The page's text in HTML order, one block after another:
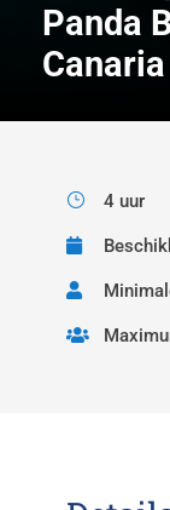
Panda
Canaria
4 uur